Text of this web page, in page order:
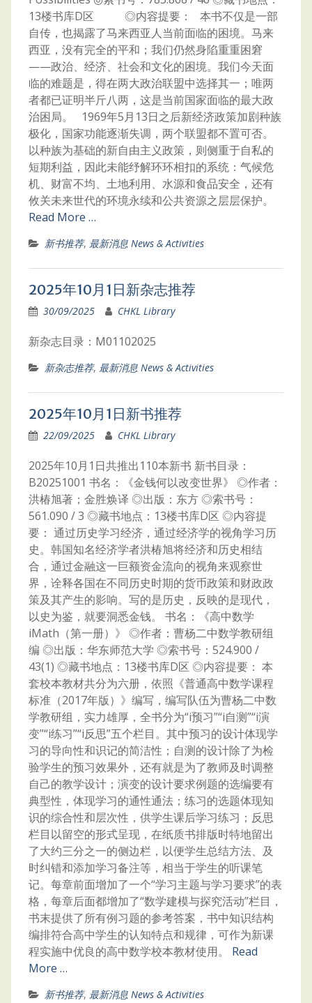
13楼书库D区 ◎内容提要： 本书不仅是一部
自传，也揭露了马来西亚人当前面临的困境。马来
西亚，没有完全的平和；我们仍然身陷重重困窘
——政治、经济、社会和文化的困境。我们今天面
临的难题是，得在两大政治联盟中选择其一；唯两
者都已证明半斤八两，这是当前国家面临的最大政
治困局。 1969年5月13日之后新经济政策加剧种族
极化，国家功能逐渐失调，两个联盟都不置可否。
以种族为基础的新自由主义政策，则侧重于自私的
短期利益，因此未能纾解环环相扣的系统：气候危
机、财富不均、土地利用、水源和食品安全，还有
攸关未来世代的环境永续和公共资源之层层保护。
Read More …
新书推荐, 最新消息 News & Activities
2025年10月1日新杂志推荐
30/09/2025 CHKL Library
新杂志目录：M01102025
新杂志推荐, 最新消息 News & Activities
2025年10月1日新书推荐
22/09/2025 CHKL Library
2025年10月1日共推出110本新书 新书目录：
B20251001 书名：《金钱何以改变世界》 ◎作者：
洪椿旭著；金胜焕译 ◎出版：东方 ◎索书号：
561.090 / 3 ◎藏书地点：13楼书库D区 ◎内容提
要： 通过历史学习经济，通过经济学的视角学习历
史。韩国知名经济学者洪椿旭将经济和历史相结
合，通过金融这一巨额资金流向的视角来观察世
界，诠释各国在不同历史时期的货币政策和财政政
策及其产生的影响。写的是历史，反映的是现代，
以史为鉴，就要洞悉金钱。 书名：《高中数学
iMath（第一册）》 ◎作者：曹杨二中数学教研组
编 ◎出版：华东师范大学 ◎索书号：524.900 /
43(1) ◎藏书地点：13楼书库D区 ◎内容提要： 本
套校本教材共分为六册，依照《普通高中数学课程
标准（2017年版）》编写，编写队伍为曹杨二中数
学教研组，实力雄厚，全书分为“i预习”“i自测”“i演
变”“i练习”“i反思”五个栏目。其中预习的设计体现学
习的导向性和识记的简洁性；自测的设计除了为检
验学生的预习效果外，还有就是为了教师及时调整
自己的教学设计；演变的设计要求例题的选编要有
典型性，体现学习的通性通法；练习的选题体现知
识的综合性和层次性，供学生课后学习练习；反思
栏目以留空的形式呈现，在纸质书排版时特地留出
了大约三分之一的侧边栏，以便学生总结方法、及
时纠错和添加学习备注等，相当于学生的听课笔
记。每章前面增加了一个“学习主题与学习要求”的表
格，每章后面都增加了“数学建模与探究活动”栏目，
书末提供了所有例习题的参考答案，书中知识结构
编排符合高中学生的认知特点和规律，可作为新课
程实施中优良的高中数学校本教材使用。 Read
More …
新书推荐, 最新消息 News & Activities